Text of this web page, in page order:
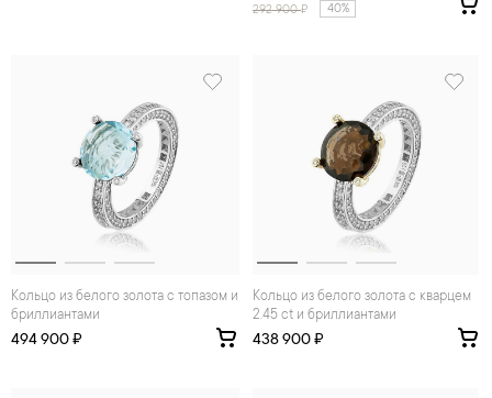
292 900₽ 40%
Кольцо из белого золота с топазом и
бриллиантами
494 900 ₽
Кольцо из белого золота с кварцем
2.45 ct и бриллиантами
438 900 ₽